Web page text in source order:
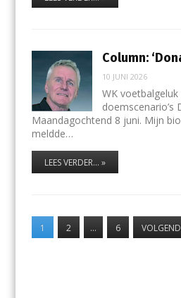
Column:
10 JUNI 2026
WK
doemscenario’s
Maandagochtend 8 juni. Mijn
meldde…
LEES VERDER... »
1 2 … 6